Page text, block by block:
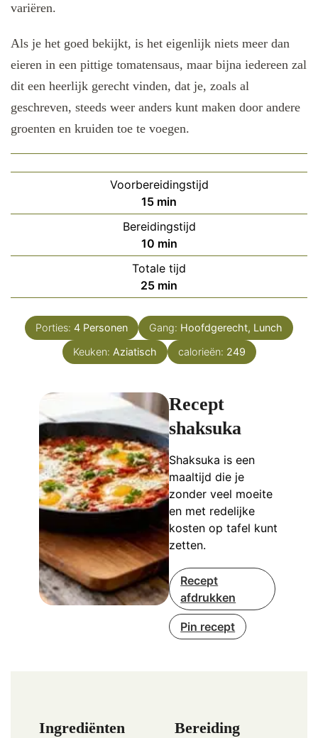
variëren.
Als je het goed bekijkt, is het eigenlijk niets meer dan
eieren in een pittige tomatensaus, maar bijna iedereen zal
dit een heerlijk gerecht vinden, dat je, zoals al
geschreven, steeds weer anders kunt maken door andere
groenten en kruiden toe te voegen.
Voorbereidingstijd
15minuten
min
Bereidingstijd
10minuten
min
Totale tijd
25minuten
min
Porties: 4 Personen Gang: Hoofdgerecht, Lunch
Keuken: Aziatisch calorieën: 249
Recept
shaksuka
Shaksuka is een
maaltijd die je
zonder veel moeite
en met redelijke
kosten op tafel kunt
zetten.
Recept
afdrukken
Pin recept
Ingrediënten Bereiding